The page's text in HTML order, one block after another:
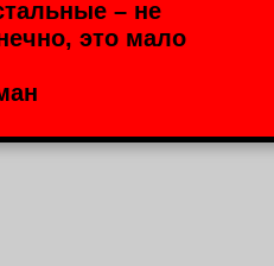
– не
это мало